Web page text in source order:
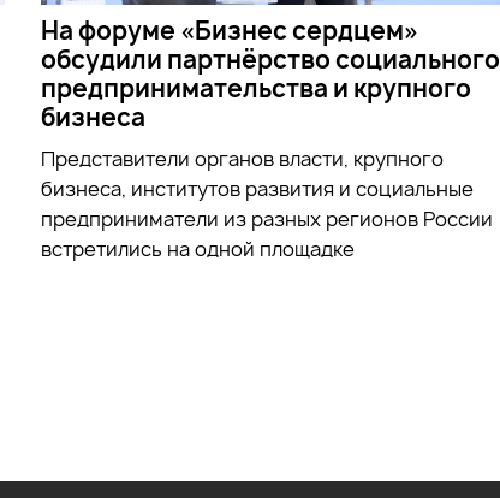
На форуме «Бизнес сердцем»
обсудили партнёрство социального
предпринимательства и крупного
бизнеса
Представители органов власти, крупного
бизнеса, институтов развития и социальные
предприниматели из разных регионов России
встретились на одной площадке